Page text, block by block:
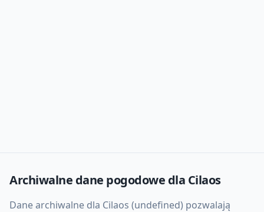
Archiwalne dane pogodowe dla Cilaos
Dane archiwalne dla Cilaos (undefined) pozwalają